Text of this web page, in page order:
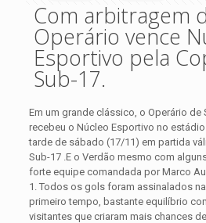
Com arbitragem
Operário vence
Esportivo pela
Sub-17.
Em um grande clássico, o Operário
recebeu o Núcleo Esportivo no
tarde de sábado (17/11) em partida
Sub-17 .E o Verdão mesmo com
forte equipe comandada por Marco
1. Todos os gols foram assinalados
primeiro tempo, bastante equilíbrio
visitantes que criaram mais chances